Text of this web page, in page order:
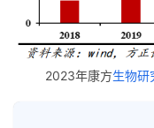
行
业
2023年康方生物研